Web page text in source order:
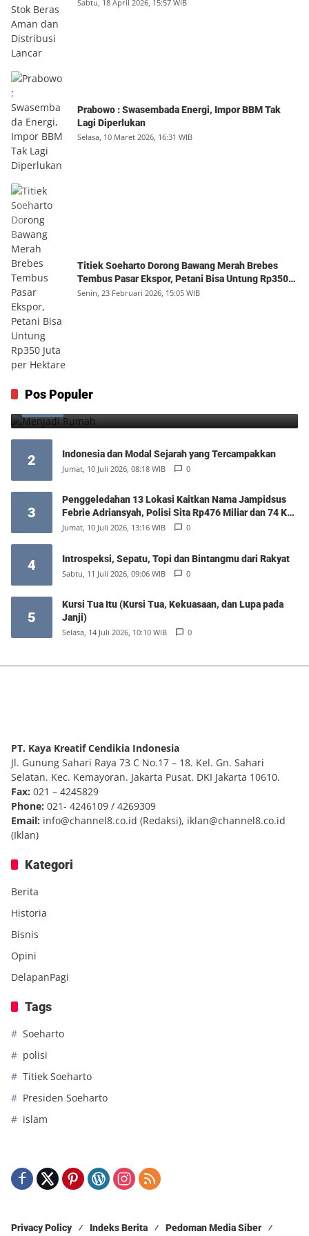
Sabtu, 18 April 2026, 15:57 WIB
Prabowo : Swasembada Energi, Impor BBM Tak
Lagi Diperlukan
Selasa, 10 Maret 2026, 16:31 WIB
Titiek Soeharto Dorong Bawang Merah Brebes
Tembus Pasar Ekspor, Petani Bisa Untung Rp350
Juta per Hektare
Senin, 23 Februari 2026, 15:05 WIB
Pos Populer
1 Menjadi Rumah
2 Indonesia dan Modal Sejarah yang Tercampakkan
Jumat, 10 Juli 2026, 08:18 WIB 0
3
Penggeledahan 13 Lokasi Kaitkan Nama Jampidsus
Febrie Adriansyah, Polisi Sita Rp476 Miliar dan 74 Kg
Emas
Jumat, 10 Juli 2026, 13:16 WIB 0
4 Introspeksi, Sepatu, Topi dan Bintangmu dari Rakyat
Sabtu, 11 Juli 2026, 09:06 WIB 0
5
Kursi Tua Itu (Kursi Tua, Kekuasaan, dan Lupa pada
Janji)
Selasa, 14 Juli 2026, 10:10 WIB 0
PT. Kaya Kreatif Cendikia Indonesia
Jl. Gunung Sahari Raya 73 C No.17 – 18. Kel. Gn. Sahari
Selatan. Kec. Kemayoran. Jakarta Pusat. DKI Jakarta 10610.
Fax: 021 – 4245829
Phone: 021- 4246109 / 4269309
Email: info@channel8.co.id (Redaksi), iklan@channel8.co.id
(Iklan)
Kategori
Berita
Historia
Bisnis
Opini
DelapanPagi
Tags
Soeharto
polisi
Titiek Soeharto
Presiden Soeharto
islam
Privacy Policy Indeks Berita Pedoman Media Siber